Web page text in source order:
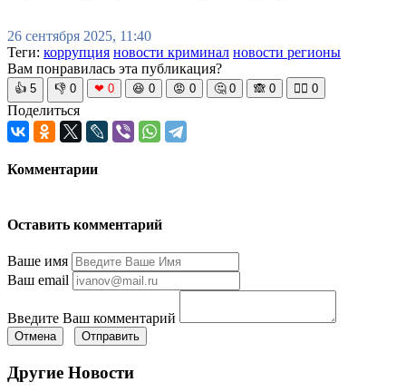
26 сентября 2025, 11:40
Теги: коррупция новости криминал новости регионы
Вам понравилась эта публикация?
👍 5 👎 0 ❤ 0 😆 0 😡 0 🤔 0 🙈 0 🧘‍♀️ 0
Поделиться
Комментарии
Оставить комментарий
Ваше имя
Ваш email
Введите Ваш комментарий
Отмена Отправить
Другие Новости